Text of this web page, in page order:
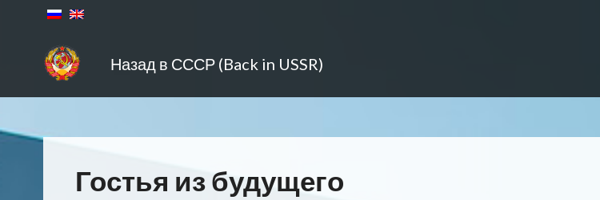
Назад в СССР (Back in USSR)
Гостья из будущего